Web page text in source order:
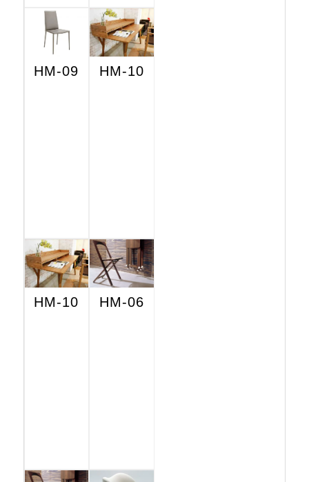
HM-09 HM-10
HM-10 HM-06